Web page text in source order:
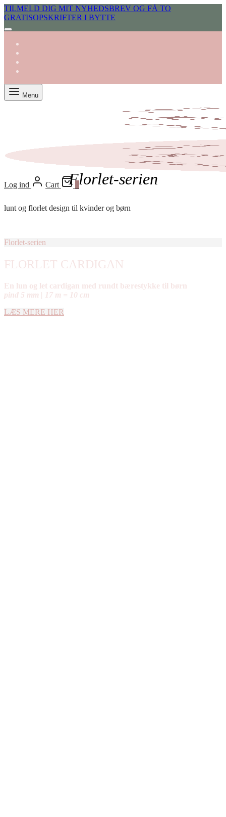
TILMELD DIG MIT NYHEDSBREV OG FÅ TO
GRATISOPSKRIFTER I BYTTE
Menu
Log ind Cart Florlet-serien
lunt og florlet design til kvinder og børn
Florlet-serien
FLORLET CARDIGAN
En lun og let cardigan med rundt bærestykke til børn
pind 5 mm | 17 m = 10 cm
LÆS MERE HER